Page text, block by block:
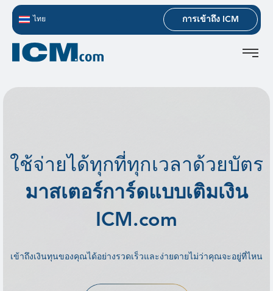
ไทย การเข้าถึง ICM
ใช้จ่ายได้ทุกที่ทุกเวลาด้วยบัตร
มาสเตอร์การ์ดแบบเติมเงิน
ICM.com
เข้าถึงเงินทุนของคุณได้อย่างรวดเร็วและง่ายดายไม่ว่าคุณจะอยู่ที่ไหน